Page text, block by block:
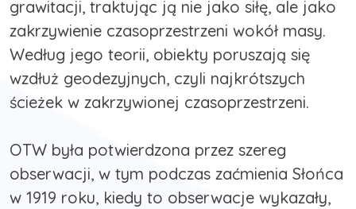
grawitacji, traktując ją nie jako siłę, ale jako
zakrzywienie czasoprzestrzeni wokół masy.
Według jego teorii, obiekty poruszają się
wzdłuż geodezyjnych, czyli najkrótszych
ścieżek w zakrzywionej czasoprzestrzeni.
OTW była potwierdzona przez szereg
obserwacji, w tym podczas zaćmienia Słońca
w 1919 roku, kiedy to obserwacje wykazały,